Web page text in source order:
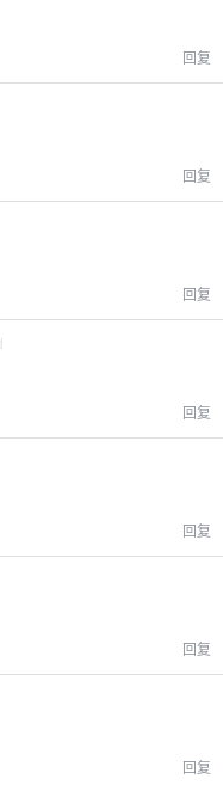
自定义
回复
回复
回复
回复
回复
回复
回复